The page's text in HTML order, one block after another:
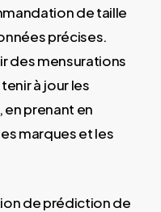
de taille
précises.
des mensurations
à jour les
prenant en
marques et les
de prédiction de